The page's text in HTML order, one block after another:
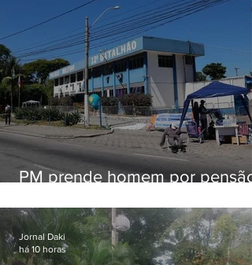
PM prende homem por pensão
Jornal Daki
há 10 horas